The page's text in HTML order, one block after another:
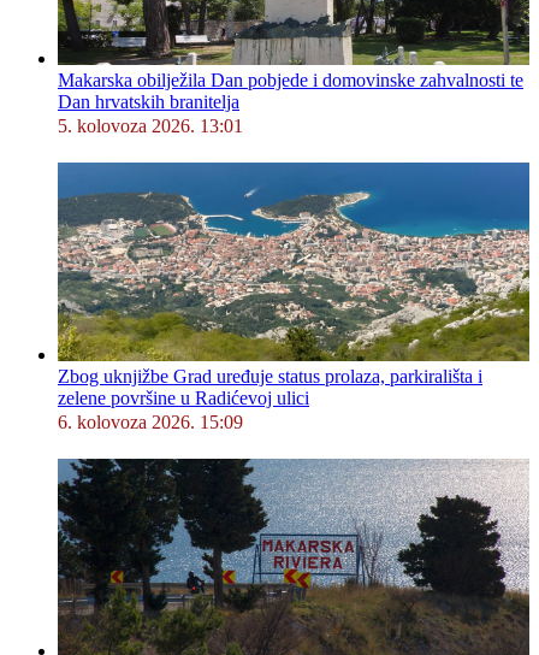
Makarska obilježila Dan pobjede i domovinske zahvalnosti te
Dan hrvatskih branitelja
5. kolovoza 2026. 13:01
Zbog uknjižbe Grad uređuje status prolaza, parkirališta i
zelene površine u Radićevoj ulici
6. kolovoza 2026. 15:09